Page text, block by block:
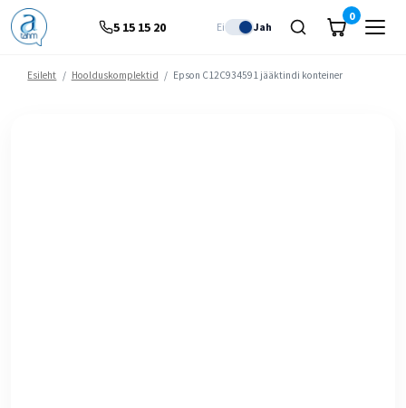
5 15 15 20 Ei Jah
0
Esileht / Hoolduskomplektid / Epson C12C934591 jääktindi konteiner